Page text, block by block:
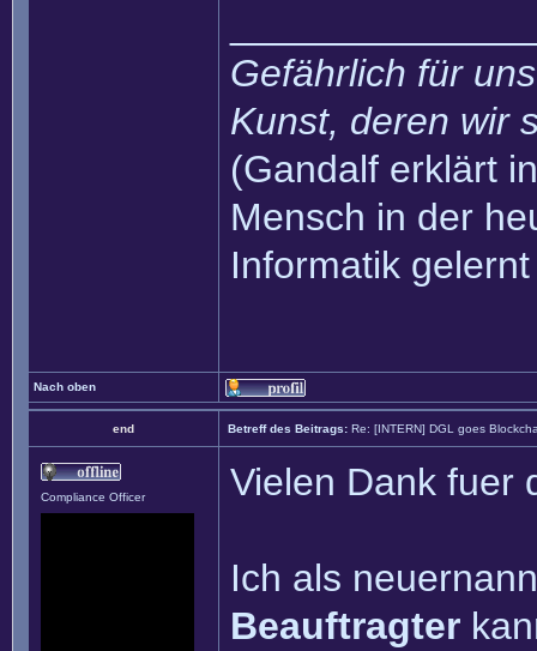
Gefährlich für
Kunst, deren wir
(Gandalf erklärt
Mensch in der
Informatik
Nach oben
end Betreff des Beitrags: Re: [INTERN] DGL goes
Compliance Officer Vielen Dank fuer
Ich als
Beauftragter